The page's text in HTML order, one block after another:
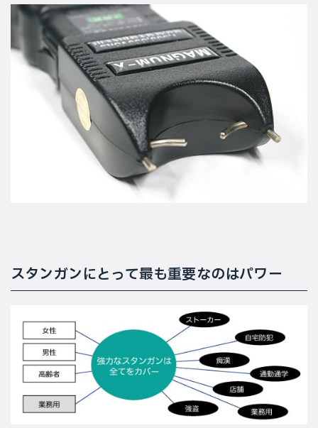
スタンガンにとって最も重要なのはパワー